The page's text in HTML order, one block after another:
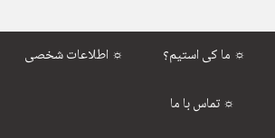
اطلاعات شخصی ☼ ما کی استیم؟ ☼
تماس با ما ☼